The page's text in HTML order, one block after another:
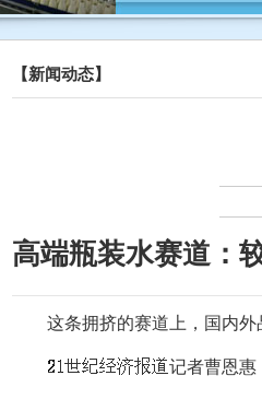
【新闻动态】
高端瓶装水赛道：
这条拥挤的赛道上，国内外
记者曹恩惠